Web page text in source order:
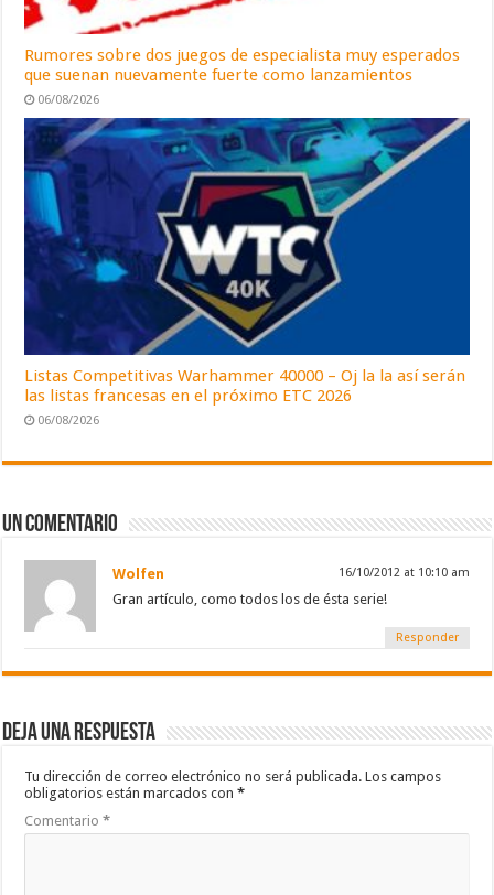
Rumores sobre dos juegos de especialista muy esperados
que suenan nuevamente fuerte como lanzamientos
06/08/2026
Listas Competitivas Warhammer 40000 – Oj la la así serán
las listas francesas en el próximo ETC 2026
06/08/2026
Un comentario
Wolfen 16/10/2012 at 10:10 am
Gran artículo, como todos los de ésta serie!
Responder
Deja una respuesta
Tu dirección de correo electrónico no será publicada. Los campos
obligatorios están marcados con*
Comentario*